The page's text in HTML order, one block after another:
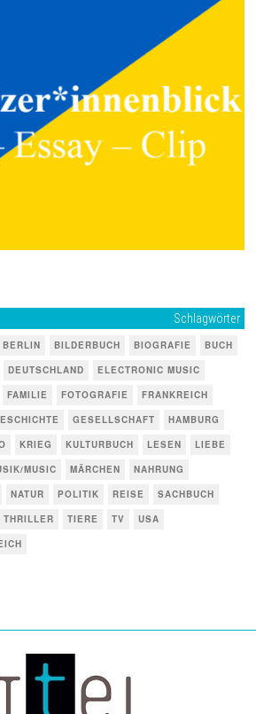
Schlagwörter
BERLIN BILDERBUCH BIOGRAFIE
BUCH
DEUTSCHLAND
ELECTRONIC MUSIC
FAMILIE FOTOGRAFIE
FRANKREICH
GESELLSCHAFT
HAMBURG
KRIEG KULTURBUCH LESEN
LIEBE
MUSIC MÄRCHEN
NAHRUNG
NATUR POLITIK REISE
SACHBUCH
THRILLER TIERE TV
USA